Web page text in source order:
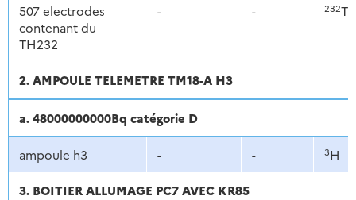
507 electrodes
contenant du
TH232
- - 232Th
2. AMPOULE TELEMETRE TM18-A H3
a. 48000000000Bq catégorie D
ampoule h3 - - 3H
3. BOITIER ALLUMAGE PC7 AVEC KR85